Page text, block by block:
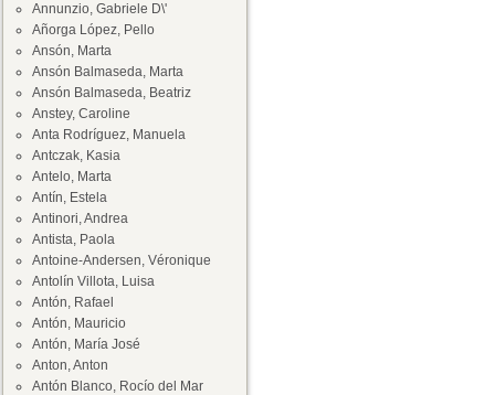
Annunzio, Gabriele D\'
Añorga López, Pello
Ansón, Marta
Ansón Balmaseda, Marta
Ansón Balmaseda, Beatriz
Anstey, Caroline
Anta Rodríguez, Manuela
Antczak, Kasia
Antelo, Marta
Antín, Estela
Antinori, Andrea
Antista, Paola
Antoine-Andersen, Véronique
Antolín Villota, Luisa
Antón, Rafael
Antón, Mauricio
Antón, María José
Anton, Anton
Antón Blanco, Rocío del Mar